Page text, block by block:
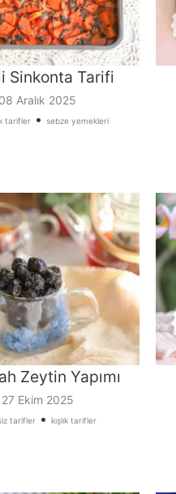
Sinkonta Tarifi
08 Aralık 2025
tarifler • sebze yemekleri
Zeytin Yapımı
27 Ekim 2025
tarifler• kışlık tarifler